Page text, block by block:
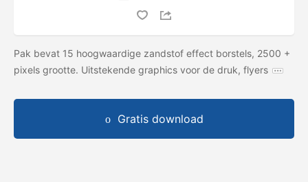
Pak bevat 15 hoogwaardige zandstof effect borstels, 2500 +
pixels grootte. Uitstekende graphics voor de druk, flyers
Gratis download